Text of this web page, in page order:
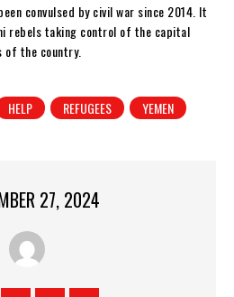
convulsed by civil war since 2014. It
rebels taking control of the capital
of the country.
HELP REFUGEES YEMEN
27, 2024